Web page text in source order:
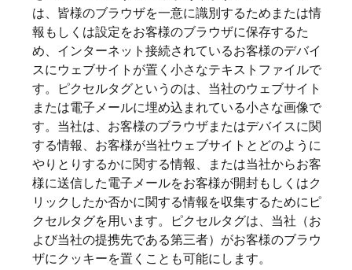
は、皆様のブラウザを一意に識別するためまたは情
報もしくは設定をお客様のブラウザに保存するた
め、インターネット接続されているお客様のデバイ
スにウェブサイトが置く小さなテキストファイルで
す。ピクセルタグというのは、当社のウェブサイト
または電子メールに埋め込まれている小さな画像で
す。当社は、お客様のブラウザまたはデバイスに関
する情報、お客様が当社ウェブサイトとどのように
やりとりするかに関する情報、または当社からお客
様に送信した電子メールをお客様が開封もしくはク
リックしたか否かに関する情報を収集するためにピ
クセルタグを用います。ピクセルタグは、当社（お
よび当社の提携先である第三者）がお客様のブラウ
ザにクッキーを置くことも可能にします。